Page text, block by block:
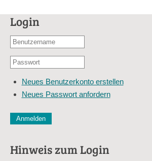
Login
Benutzername
E-
Adresse
Passwort
Neues Benutzerkonto erstellen
Neues Passwort anfordern
Diese Sicherheitsfrage überprüft, ob
Sag mir nicht, wie viele Sternlein
Hinweis zum Login